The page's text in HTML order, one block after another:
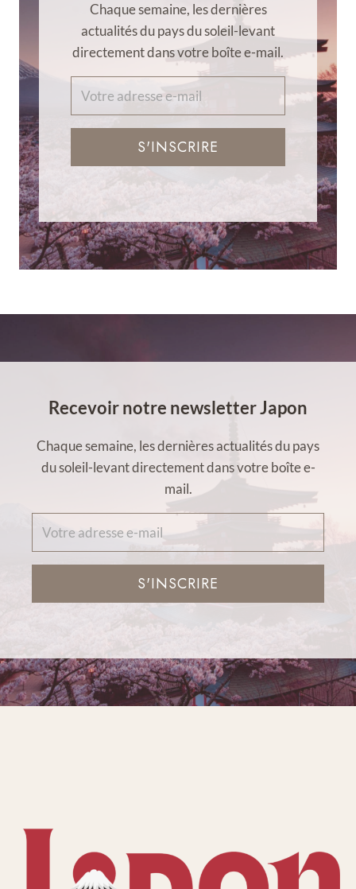
Chaque semaine, les dernières
actualités du pays du soleil-levant
directement dans votre boîte e-mail.
S'INSCRIRE
Recevoir notre newsletter Japon
Chaque semaine, les dernières actualités du pays
du soleil-levant directement dans votre boîte e-
mail.
S'INSCRIRE